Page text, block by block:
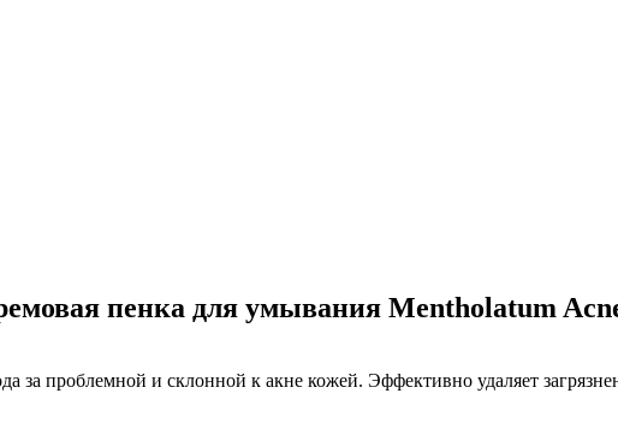
пенка для умывания Mentholatum
за проблемной и склонной к акне кожей. Эффективно удаляет